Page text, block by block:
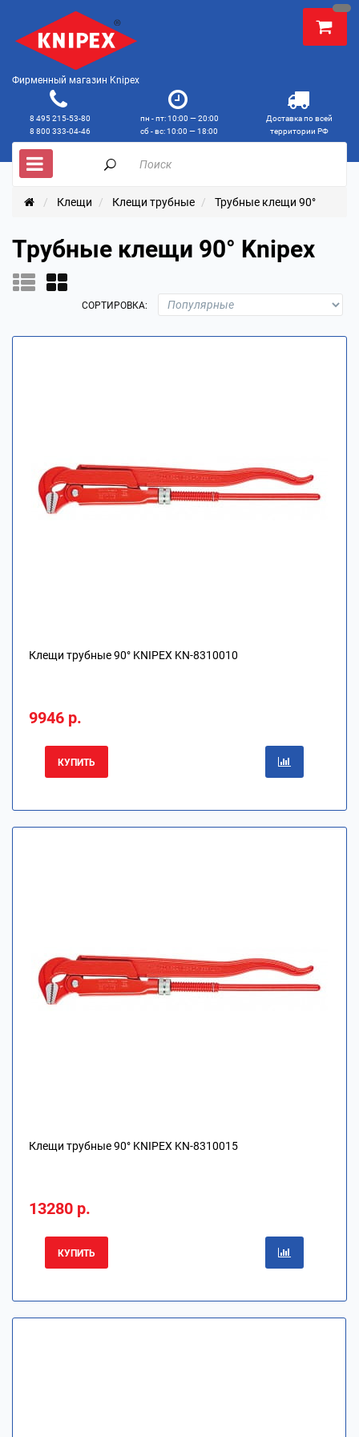
Фирменный магазин Knipex
8 495 215-53-80
8 800 333-04-46
пн - пт: 10:00 — 20:00
сб - вс: 10:00 — 18:00
Доставка по всей
территории РФ
Клещи Клещи трубные Трубные клещи 90°
Трубные клещи 90° Knipex
СОРТИРОВКА:
Клещи трубные 90° KNIPEX KN-8310010
9946 р.
КУПИТЬ
Клещи трубные 90° KNIPEX KN-8310015
13280 р.
КУПИТЬ